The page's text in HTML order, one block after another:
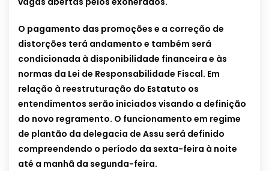
O pagamento das promoções e a correção de
distorções terá andamento e também será
condicionada à disponibilidade financeira e às
normas da Lei de Responsabilidade Fiscal. Em
relação à reestruturação do Estatuto os
entendimentos serão iniciados visando a definição
do novo regramento. O funcionamento em regime
de plantão da delegacia de Assu será definido
compreendendo o período da sexta-feira à noite
até a manhã da segunda-feira.